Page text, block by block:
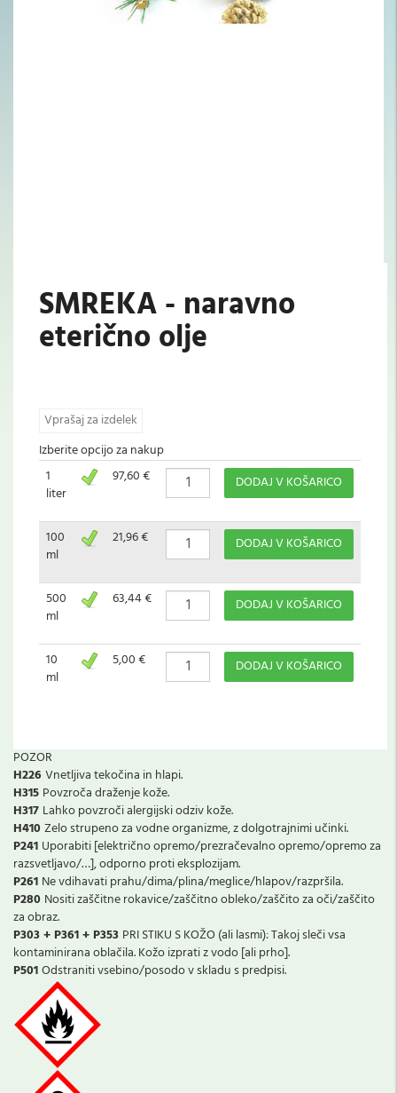
SMREKA - naravno
eterično olje
Vprašaj za izdelek
Izberite opcijo za nakup
1
liter
97,60 € DODAJ V KOŠARICO
100
ml
21,96 € DODAJ V KOŠARICO
500
ml
63,44 € DODAJ V KOŠARICO
10
ml
5,00 € DODAJ V KOŠARICO
POZOR
H226 Vnetljiva tekočina in hlapi.
H315 Povzroča draženje kože.
H317 Lahko povzroči alergijski odziv kože.
H410Zelo strupeno za vodne organizme, z dolgotrajnimi učinki.
P241 Uporabiti [električno opremo/prezračevalno opremo/opremo za
razsvetljavo/…], odporno proti eksplozijam.
P261 Ne vdihavati prahu/dima/plina/meglice/hlapov/razpršila.
P280 Nositi zaščitne rokavice/zaščitno obleko/zaščito za oči/zaščito
za obraz.
P303 + P361 + P353 PRI STIKU S KOŽO (ali lasmi): Takoj sleči vsa
kontaminirana oblačila. Kožo izprati z vodo [ali prho].
P501Odstraniti vsebino/posodo v skladu s predpisi.